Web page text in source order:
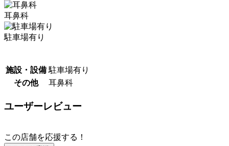
耳鼻科
駐車場有り
施設・設備 駐車場有り
その他
耳鼻科
ユーザーレビュー
この店舗を応援する！